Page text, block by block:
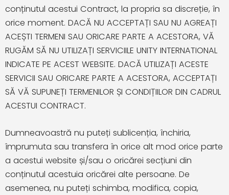
conținutul acestui Contract, la propria sa discreție, în
orice moment. DACĂ NU ACCEPTAȚI SAU NU AGREAȚI
ACEȘTI TERMENI SAU ORICARE PARTE A ACESTORA, VĂ
RUGĂM SĂ NU UTILIZAȚI SERVICIILE UNITY INTERNATIONAL
INDICATE PE ACEST WEBSITE. DACĂ UTILIZAȚI ACESTE
SERVICII SAU ORICARE PARTE A ACESTORA, ACCEPTAȚI
SĂ VĂ SUPUNEȚI TERMENILOR ȘI CONDIȚIILOR DIN CADRUL
ACESTUI CONTRACT.
Dumneavoastră nu puteți sublicenția, închiria,
împrumuta sau transfera în orice alt mod orice parte
a acestui website și/sau o oricărei secțiuni din
conținutul acestuia oricărei alte persoane. De
asemenea, nu puteți schimba, modifica, copia,